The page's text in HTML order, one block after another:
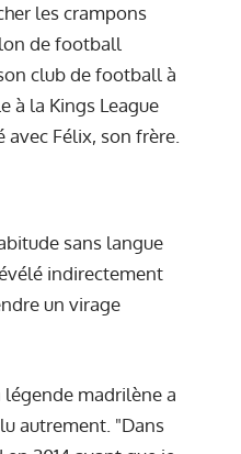
les crampons
de football
club de football à
à la Kings League
Félix, son frère.
sans langue
indirectement
un virage
légende madrilène a
autrement. "Dans